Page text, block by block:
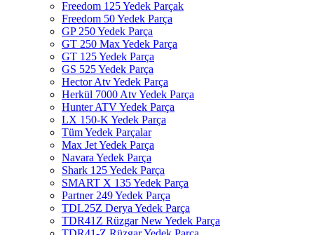
Freedom 125 Yedek Parçak
Freedom 50 Yedek Parça
GP 250 Yedek Parça
GT 250 Max Yedek Parça
GT 125 Yedek Parça
GS 525 Yedek Parça
Hector Atv Yedek Parça
Herkül 7000 Atv Yedek Parça
Hunter ATV Yedek Parça
LX 150-K Yedek Parça
Tüm Yedek Parçalar
Max Jet Yedek Parça
Navara Yedek Parça
Shark 125 Yedek Parça
SMART X 135 Yedek Parça
Partner 249 Yedek Parça
TDL25Z Derya Yedek Parça
TDR41Z Rüzgar New Yedek Parça